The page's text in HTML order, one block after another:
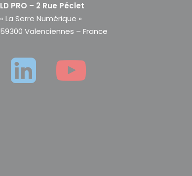
LD PRO – 2 Rue Péclet
« La Serre Numérique »
59300 Valenciennes – France